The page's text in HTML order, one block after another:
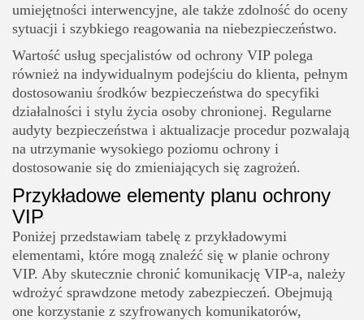
umiejętności interwencyjne, ale także zdolność do oceny
sytuacji i szybkiego reagowania na niebezpieczeństwo.
Wartość usług specjalistów od ochrony VIP polega
również na indywidualnym podejściu do klienta, pełnym
dostosowaniu środków bezpieczeństwa do specyfiki
działalności i stylu życia osoby chronionej. Regularne
audyty bezpieczeństwa i aktualizacje procedur pozwalają
na utrzymanie wysokiego poziomu ochrony i
dostosowanie się do zmieniających się zagrożeń.
Przykładowe elementy planu ochrony
VIP
Poniżej przedstawiam tabelę z przykładowymi
elementami, które mogą znaleźć się w planie ochrony
VIP. Aby skutecznie chronić komunikację VIP-a, należy
wdrożyć sprawdzone metody zabezpieczeń. Obejmują
one korzystanie z szyfrowanych komunikatorów,